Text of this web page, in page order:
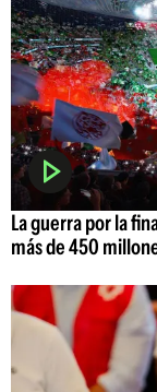
La guerra por la
más de 450